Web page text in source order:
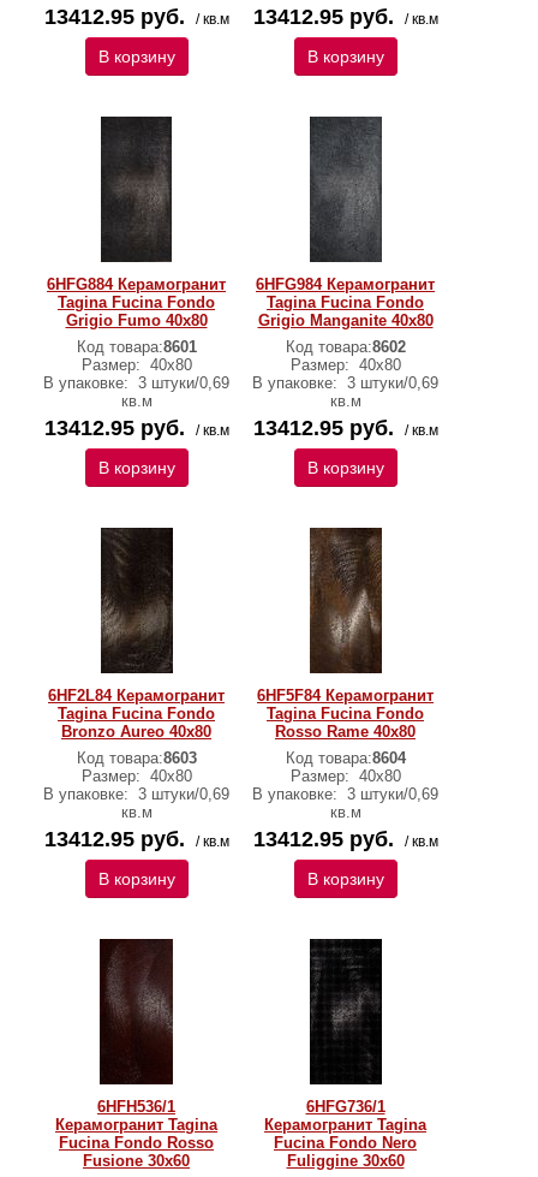
13412.95 руб. / кв.м
В корзину
13412.95 руб. / кв.м
В корзину
6HFG884 Керамогранит
Tagina Fucina Fondo
Grigio Fumo 40x80
Код товара:8601
Размер: 40x80
В упаковке: 3 штуки/0,69
кв.м
13412.95 руб. / кв.м
В корзину
6HFG984 Керамогранит
Tagina Fucina Fondo
Grigio Manganite 40x80
Код товара:8602
Размер: 40x80
В упаковке: 3 штуки/0,69
кв.м
13412.95 руб. / кв.м
В корзину
6HF2L84 Керамогранит
Tagina Fucina Fondo
Bronzo Aureo 40x80
Код товара:8603
Размер: 40x80
В упаковке: 3 штуки/0,69
кв.м
13412.95 руб. / кв.м
В корзину
6HF5F84 Керамогранит
Tagina Fucina Fondo
Rosso Rame 40x80
Код товара:8604
Размер: 40x80
В упаковке: 3 штуки/0,69
кв.м
13412.95 руб. / кв.м
В корзину
6HFH536/1
Керамогранит Tagina
Fucina Fondo Rosso
Fusione 30x60
6HFG736/1
Керамогранит Tagina
Fucina Fondo Nero
Fuliggine 30x60